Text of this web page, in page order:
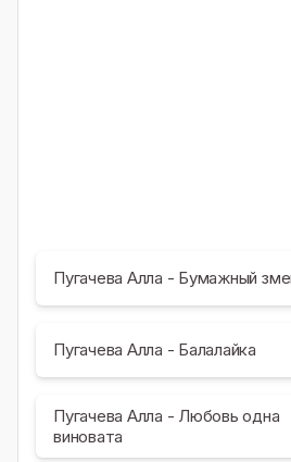
Пугачева Алла - Бумажный
Пугачева Алла - Балалайка
Пугачева Алла - Любовь одна
виновата